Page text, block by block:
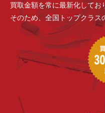
買取金額を常に最新化してお
そのため、全国トップクラス